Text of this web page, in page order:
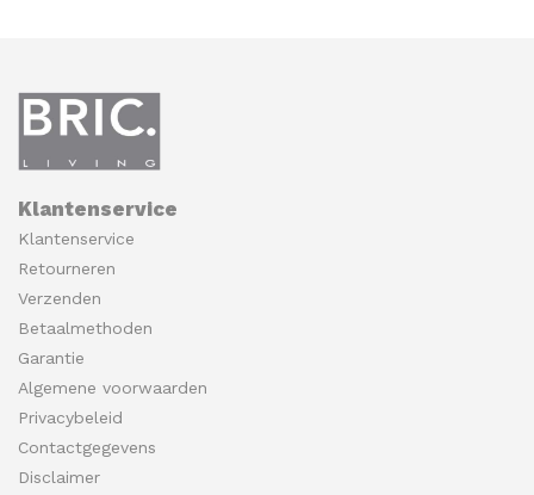
Klantenservice
Klantenservice
Retourneren
Verzenden
Betaalmethoden
Garantie
Algemene voorwaarden
Privacybeleid
Contactgegevens
Disclaimer